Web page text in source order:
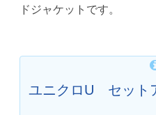
ドジャケットです。
ユニクロU セット